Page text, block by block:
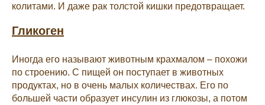
колитами. И даже рак толстой кишки предотвращает.
Гликоген
Иногда его называют животным крахмалом – похожи
по строению. С пищей он поступает в животных
продуктах, но в очень малых количествах. Его по
большей части образует инсулин из глюкозы, а потом